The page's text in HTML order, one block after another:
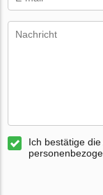
Ich bestätige